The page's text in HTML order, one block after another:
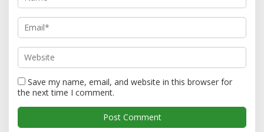
Save my name, email, and website in this browser for
the next time I comment.